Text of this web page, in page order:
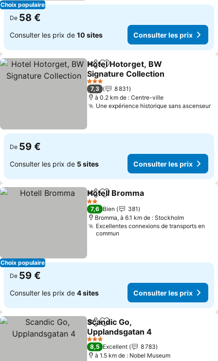
Choix populaire
De 58 €
Consulter les prix de 10 sites Consulter les prix
PartagerAjouter à mes favoris
Hotel Hotorget, BW
Signature Collection
Consulter les prix
3 Étoiles
7,3
8 831
à 0.2 km de : Centre-ville
Une expérience historique sans ascenseur
De 59 €
Consulter les prix de 5 sites Consulter les prix
Choix populaire
PartagerAjouter à mes favoris
Hotell Bromma
2 Étoiles
7,6 Bien
381
Bromma, à 6.1 km de : Stockholm
Excellentes connexions de transports en
commun
De 59 €
Consulter les prix de 4 sites Consulter les prix
PartagerAjouter à mes favoris
Scandic Go,
Upplandsgatan 4
Consulter les prix
3 Étoiles
8,5 Excellent
8 783
à 1.5 km de : Nobel Museum